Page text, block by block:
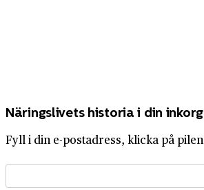
Näringslivets historia i din inkorg
Fyll i din e-postadress, klicka på pilen